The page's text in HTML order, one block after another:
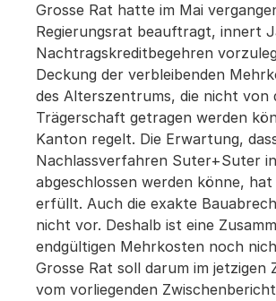
Grosse Rat hatte im Mai
Regierungsrat beauftragt, innert
Nachtragskreditbegehren
Deckung der verbleibenden
des Alterszentrums, die nicht von
Trägerschaft getragen werden
Kanton regelt. Die Erwartung,
Nachlassverfahren Suter+Suter
abgeschlossen werden könne,
erfüllt. Auch die exakte
nicht vor. Deshalb ist eine
endgültigen Mehrkosten noch
Grosse Rat soll darum im jetzigen
vom vorliegenden